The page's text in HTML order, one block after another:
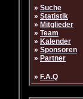
» Suche
» Statistik
» Mitglieder
» Team
» Kalender
» Sponsoren
» Partner
» F.A.Q